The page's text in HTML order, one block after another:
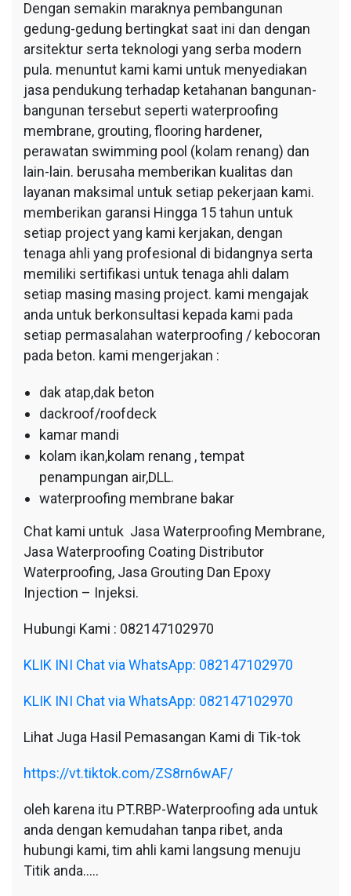
Dengan semakin maraknya pembangunan
gedung-gedung bertingkat saat ini dan dengan
arsitektur serta teknologi yang serba modern
pula. menuntut kami kami untuk menyediakan
jasa pendukung terhadap ketahanan bangunan-
bangunan tersebut seperti waterproofing
membrane, grouting, flooring hardener,
perawatan swimming pool (kolam renang) dan
lain-lain. berusaha memberikan kualitas dan
layanan maksimal untuk setiap pekerjaan kami.
memberikan garansi Hingga 15 tahun untuk
setiap project yang kami kerjakan, dengan
tenaga ahli yang profesional di bidangnya serta
memiliki sertifikasi untuk tenaga ahli dalam
setiap masing masing project. kami mengajak
anda untuk berkonsultasi kepada kami pada
setiap permasalahan waterproofing / kebocoran
pada beton. kami mengerjakan :
dak atap,dak beton
dackroof/roofdeck
kamar mandi
kolam ikan,kolam renang , tempat
penampungan air,DLL.
waterproofing membrane bakar
Chat kami untuk Jasa Waterproofing Membrane,
Jasa Waterproofing Coating Distributor
Waterproofing, Jasa Grouting Dan Epoxy
Injection – Injeksi.
Hubungi Kami : 082147102970
KLIK INI Chat via WhatsApp: 082147102970
KLIK INI Chat via WhatsApp: 082147102970
Lihat Juga Hasil Pemasangan Kami di Tik-tok
https://vt.tiktok.com/ZS8rn6wAF/
oleh karena itu PT.RBP-Waterproofing ada untuk
anda dengan kemudahan tanpa ribet, anda
hubungi kami, tim ahli kami langsung menuju
Titik anda…..